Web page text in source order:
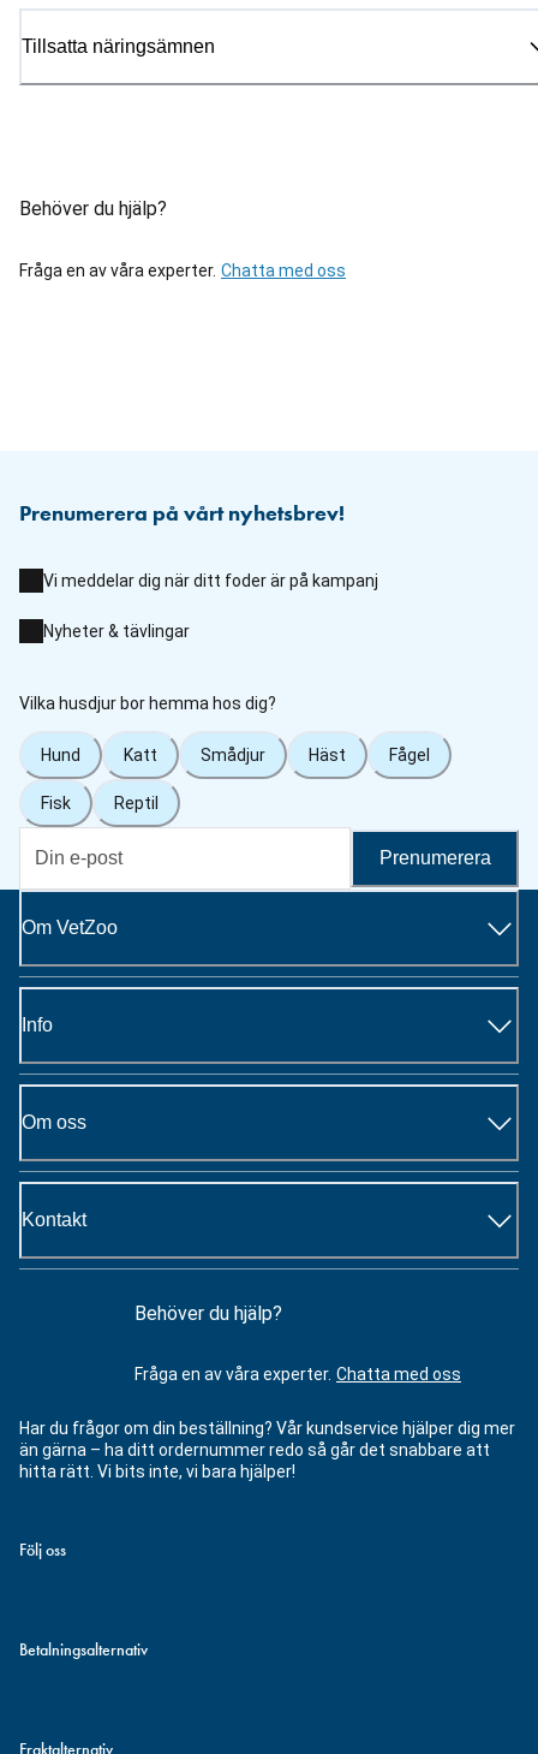
Tillsatta näringsämnen
Behöver du hjälp?
Fråga en av våra experter. Chatta med oss
Prenumerera på vårt nyhetsbrev!
Vi meddelar dig när ditt foder är på kampanj
Nyheter & tävlingar
Vilka husdjur bor hemma hos dig?
Hund Katt Smådjur Häst Fågel
Fisk Reptil
Prenumerera
Om VetZoo
Info
Om oss
Kontakt
Behöver du hjälp?
Fråga en av våra experter. Chatta med oss
Har du frågor om din beställning? Vår kundservice hjälper dig mer
än gärna – ha ditt ordernummer redo så går det snabbare att
hitta rätt. Vi bits inte, vi bara hjälper!
Följ oss
Betalningsalternativ
Fraktalternativ